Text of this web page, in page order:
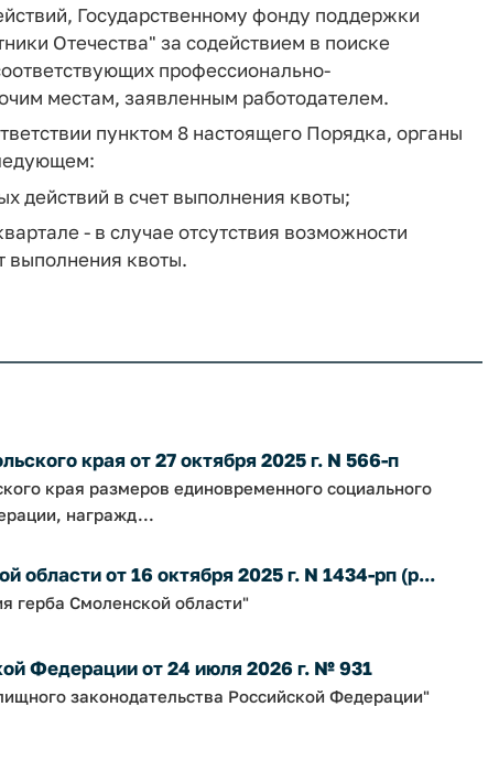
Государственному фонду поддержки
Отечества" за содействием в поиске
профессионально-
местам, заявленным работодателем.
пунктом 8 настоящего Порядка, органы
действий в счет выполнения квоты;
- в случае отсутствия возможности
выполнения квоты.
края от 27 октября 2025 г. N 566-п
края размеров единовременного социального
награжд...
области от 16 октября 2025 г. N 1434-рп (р...
герба Смоленской области"
Федерации от 24 июля 2026 г. № 931
законодательства Российской Федерации"